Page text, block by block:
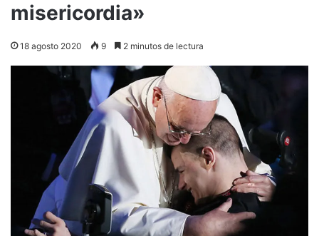
misericordia»
18 agosto 2020 9 2 minutos de lectura